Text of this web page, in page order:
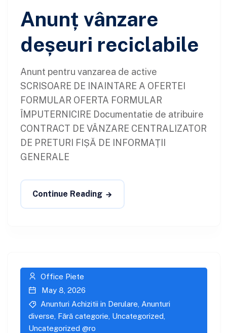
Anunț vânzare
deșeuri reciclabile
Anunt pentru vanzarea de active
SCRISOARE DE INAINTARE A OFERTEI
FORMULAR OFERTA FORMULAR
ÎMPUTERNICIRE Documentatie de atribuire
CONTRACT DE VÂNZARE CENTRALIZATOR
DE PRETURI FIȘĂ DE INFORMAȚII
GENERALE
Continue Reading
Office Piete
May 8, 2026
Anunturi Achizitii in Derulare Anunturi
diverse Fără categorie Uncategorized
Uncategorized @ro